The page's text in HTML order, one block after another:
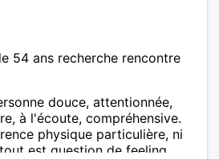
54 ans recherche rencontre
douce, attentionnée,
à l'écoute, compréhensive.
physique particulière, ni
est question de feeling.